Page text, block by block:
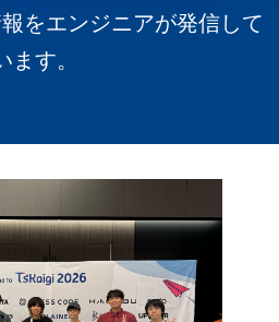
をエンジニアが発信して
ます。